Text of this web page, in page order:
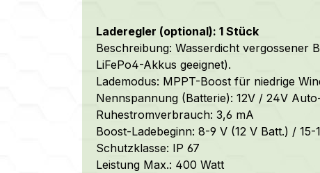
Laderegler (optional): 1 Stück
Beschreibung: Wasserdicht vergossener
LiFePo4-Akkus geeignet).
Lademodus: MPPT-Boost für niedrige
Nennspannung (Batterie): 12V / 24V
Ruhestromverbrauch: 3,6 mA
Boost-Ladebeginn: 8-9 V (12 V Batt.) / 15-
Schutzklasse: IP 67
Leistung Max.: 400 Watt